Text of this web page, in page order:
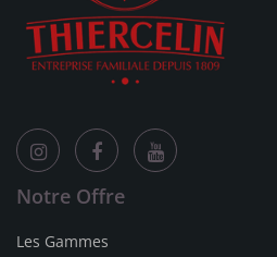
Notre Offre
Les Gammes